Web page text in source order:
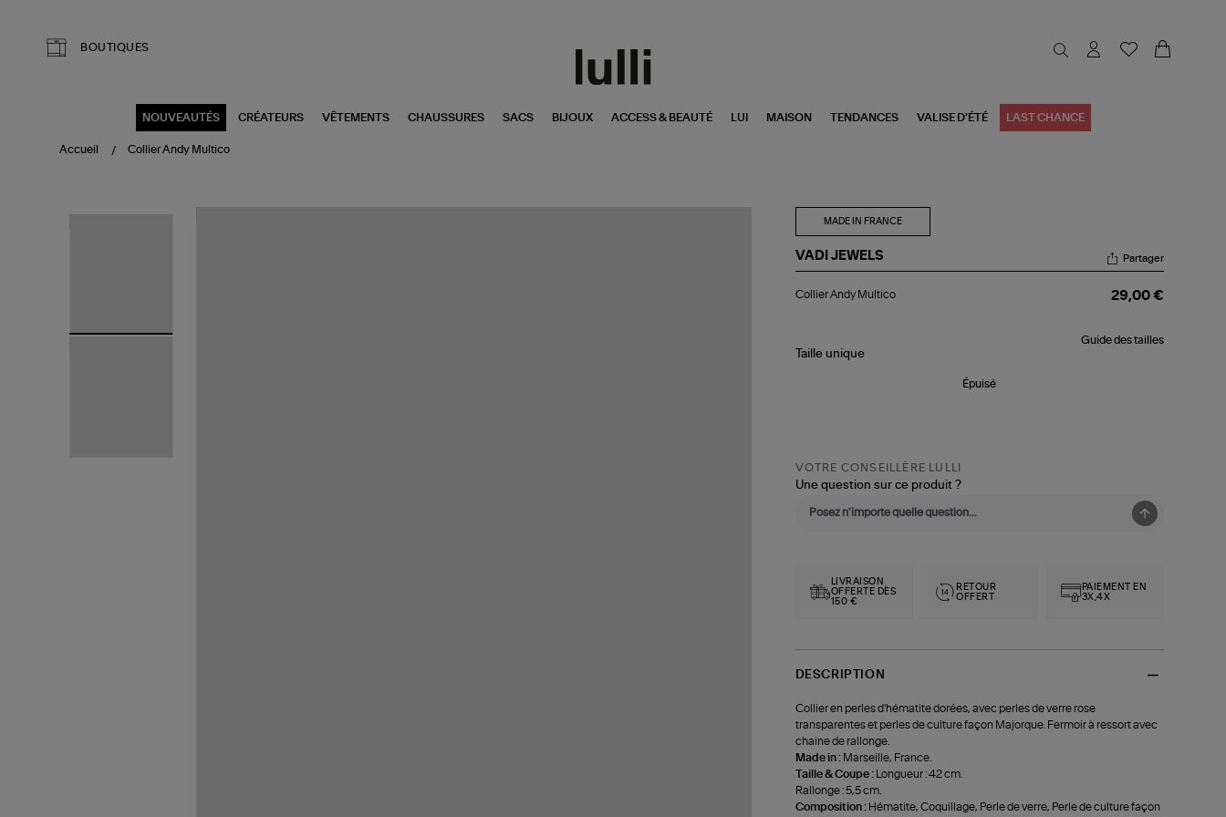
BOUTIQUES
NOUVEAUTÉS CRÉATEURS VÊTEMENTS CHAUSSURES SACS BIJOUX ACCESS & BEAUTÉ LUI MAISON TENDANCES VALISE D'ÉTÉ LAST CHANCE
Accueil Collier Andy Multico
MADE IN FRANCE
VADI JEWELS
Andy
Partager
Collier Andy Multico 29,00 €
Guide des tailles
Taille unique
Épuisé
VOTRE CONSEILLÈRE LULLI
Une question sur ce produit ?
LIVRAISON
OFFERTE DÈS
150 €
RETOUR
OFFERT
PAIEMENT EN
3X,4X
DESCRIPTION
Collier en perles d'hématite dorées, avec perles de verre rose
transparentes et perles de culture façon Majorque. Fermoir à ressort avec
chaine de rallonge.
Made in : Marseille, France.
Taille & Coupe :
Longueur : 42 cm.
Rallonge : 5,5 cm.
Composition : Hématite, Coquillage, Perle de verre, Perle de culture façon